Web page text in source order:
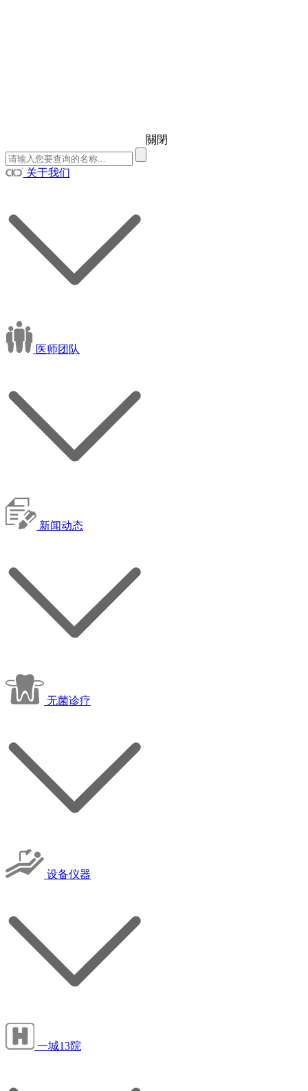
關閉
关于我们
医师团队
新闻动态
无菌诊疗
设备仪器
一城13院